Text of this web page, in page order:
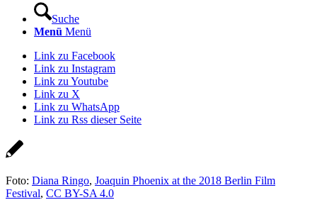
Suche
Menü Menü
Link zu Facebook
Link zu Instagram
Link zu Youtube
Link zu X
Link zu WhatsApp
Link zu Rss dieser Seite
Foto: Diana Ringo, Joaquin Phoenix at the 2018 Berlin Film
Festival, CC BY-SA 4.0